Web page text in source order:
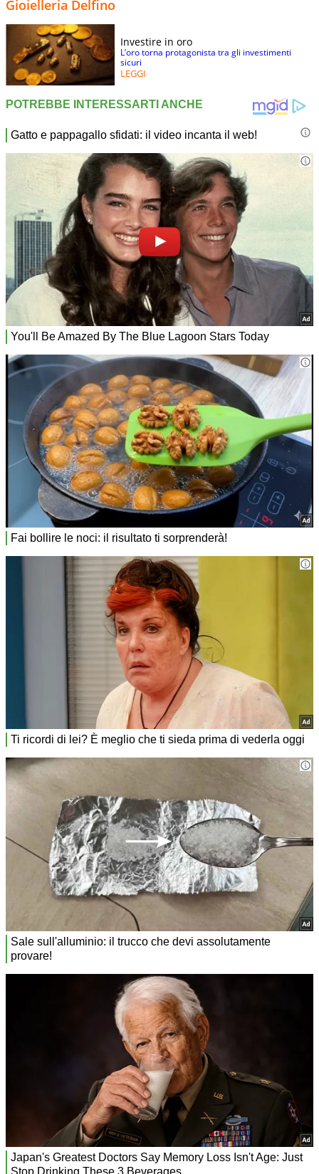
Gioielleria Delfino
Investire in oro
L’oro torna protagonista tra gli investimenti
sicuri
LEGGI